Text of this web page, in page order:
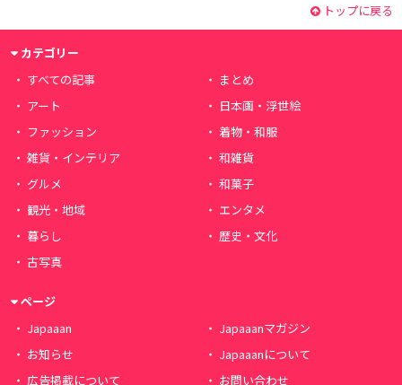
トップに戻る
カテゴリー
すべての記事
まとめ
アート
日本画・浮世絵
ファッション
着物・和服
雑貨・インテリア
和雑貨
グルメ
和菓子
観光・地域
エンタメ
暮らし
歴史・文化
古写真
ページ
Japaaan
Japaaanマガジン
お知らせ
Japaaanについて
広告掲載について
お問い合わせ